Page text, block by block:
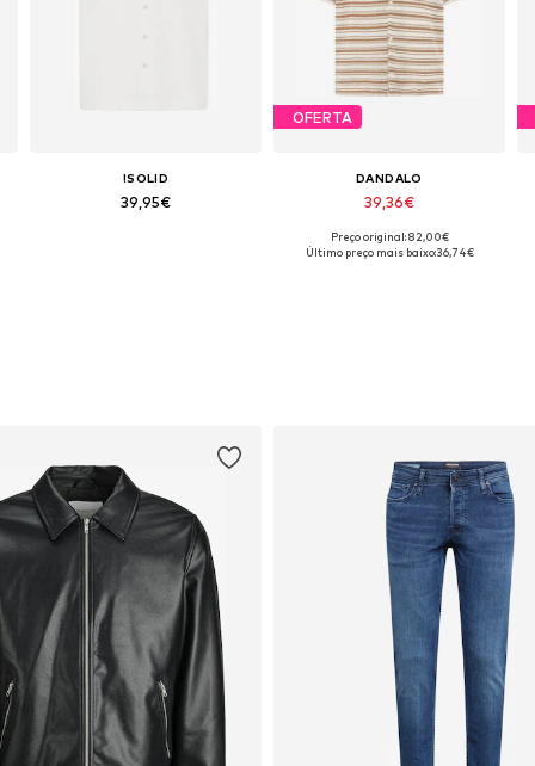
!SOLID
39,95€
OFERTA
DANDALO
39,36€
Tamanhos disponíveis: S, M, L, XL
Preço original: 82,00€
Último preço mais baixo:36,74€